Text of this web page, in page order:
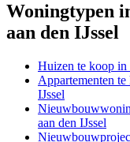
Woningtypen
aan den IJssel
Huizen te koop in
Appartementen
IJssel
aan den IJssel